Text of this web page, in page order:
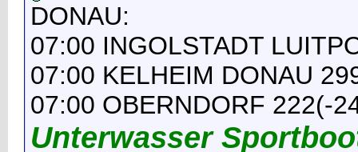
DONAU:
07:00 INGOLSTADT
07:00 KELHEIM DONAU
07:00 OBERNDORF 222(-
Unterwasser